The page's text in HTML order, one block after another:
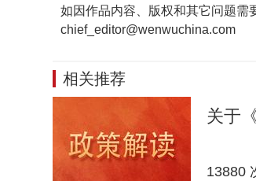
如因作品内容、版权和其它问题需
chief_editor@wenwuchina.com
相关推荐
关于
13880